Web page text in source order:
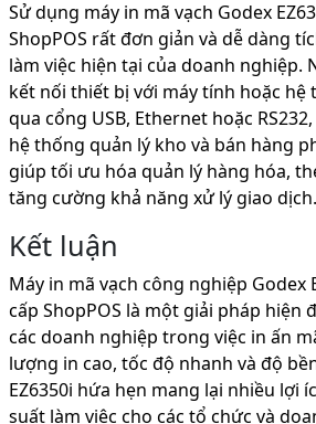
Sử dụng máy in mã vạch Godex
ShopPOS rất đơn giản và dễ dàng
làm việc hiện tại của doanh nghiệp.
kết nối thiết bị với máy tính hoặc hệ
qua cổng USB, Ethernet hoặc
hệ thống quản lý kho và bán hàng
giúp tối ưu hóa quản lý hàng hóa,
tăng cường khả năng xử lý giao dịch.
Kết luận
Máy in mã vạch công nghiệp Godex
cấp ShopPOS là một giải pháp hiện
các doanh nghiệp trong việc in ấn
lượng in cao, tốc độ nhanh và độ
EZ6350i hứa hẹn mang lại nhiều lợi
suất làm việc cho các tổ chức và